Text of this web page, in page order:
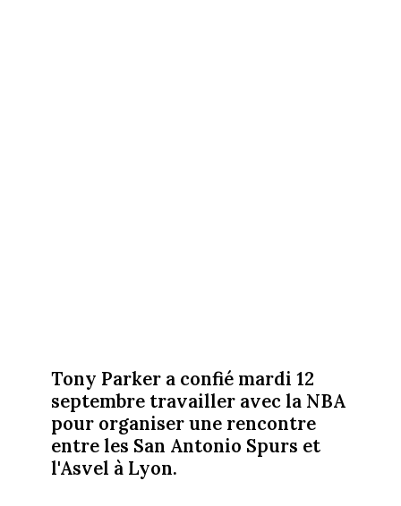
Tony Parker a confié mardi 12
septembre travailler avec la NBA
pour organiser une rencontre
entre les San Antonio Spurs et
l'Asvel à Lyon.